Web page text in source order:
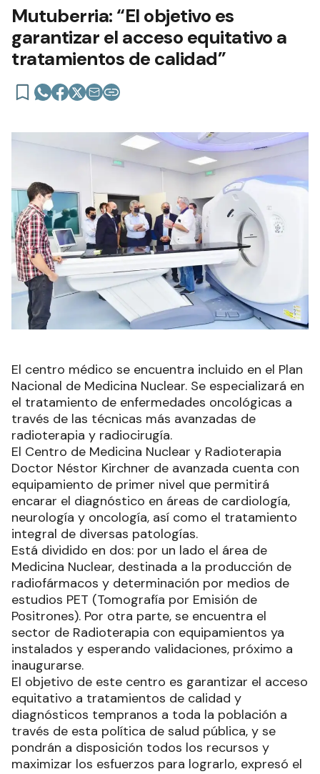
Mutuberria: “El objetivo es
garantizar el acceso equitativo a
tratamientos de calidad”
El centro médico se encuentra incluido en el Plan
Nacional de Medicina Nuclear. Se especializará en
el tratamiento de enfermedades oncológicas a
través de las técnicas más avanzadas de
radioterapia y radiocirugía.
El Centro de Medicina Nuclear y Radioterapia
Doctor Néstor Kirchner de avanzada cuenta con
equipamiento de primer nivel que permitirá
encarar el diagnóstico en áreas de cardiología,
neurología y oncología, así como el tratamiento
integral de diversas patologías.
Está dividido en dos: por un lado el área de
Medicina Nuclear, destinada a la producción de
radiofármacos y determinación por medios de
estudios PET (Tomografía por Emisión de
Positrones). Por otra parte, se encuentra el
sector de Radioterapia con equipamientos ya
instalados y esperando validaciones, próximo a
inaugurarse.
El objetivo de este centro es garantizar el acceso
equitativo a tratamientos de calidad y
diagnósticos tempranos a toda la población a
través de esta política de salud pública, y se
pondrán a disposición todos los recursos y
maximizar los esfuerzos para lograrlo, expresó el